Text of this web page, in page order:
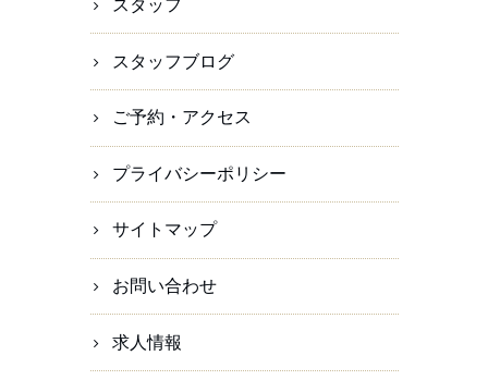
スタッフ
スタッフブログ
ご予約・アクセス
プライバシーポリシー
サイトマップ
お問い合わせ
求人情報